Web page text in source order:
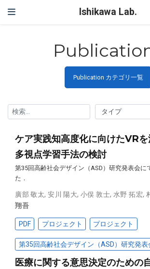
Ishikawa Lab.
Publication カテゴリ一覧
ケア実践知高度化に向けたVR
多視点学習手法の検討
第35回高齢社会デザイン（ASD）研究発表会に
た．
廣部 敬太,安川 陽大,小俣 敦士, 水野 拓宏,
翔吾
PDF プロジェクト プロジェクト
第35回高齢社会デザイン（ASD）研究発表
医療に関する意思決定のための